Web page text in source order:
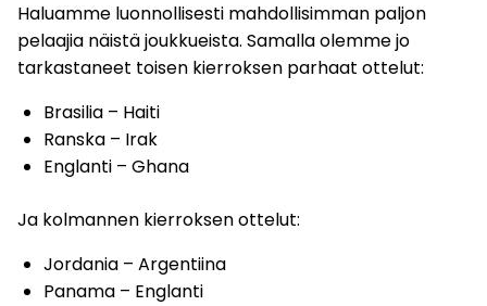
Haluamme luonnollisesti mahdollisimman paljon
pelaajia näistä joukkueista. Samalla olemme jo
tarkastaneet toisen kierroksen parhaat ottelut:
Brasilia – Haiti
Ranska – Irak
Englanti – Ghana
Ja kolmannen kierroksen ottelut:
Jordania – Argentiina
Panama – Englanti